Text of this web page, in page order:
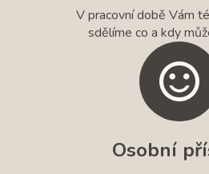
V pracovní době Vám
sdělíme co a kdy
Osobní